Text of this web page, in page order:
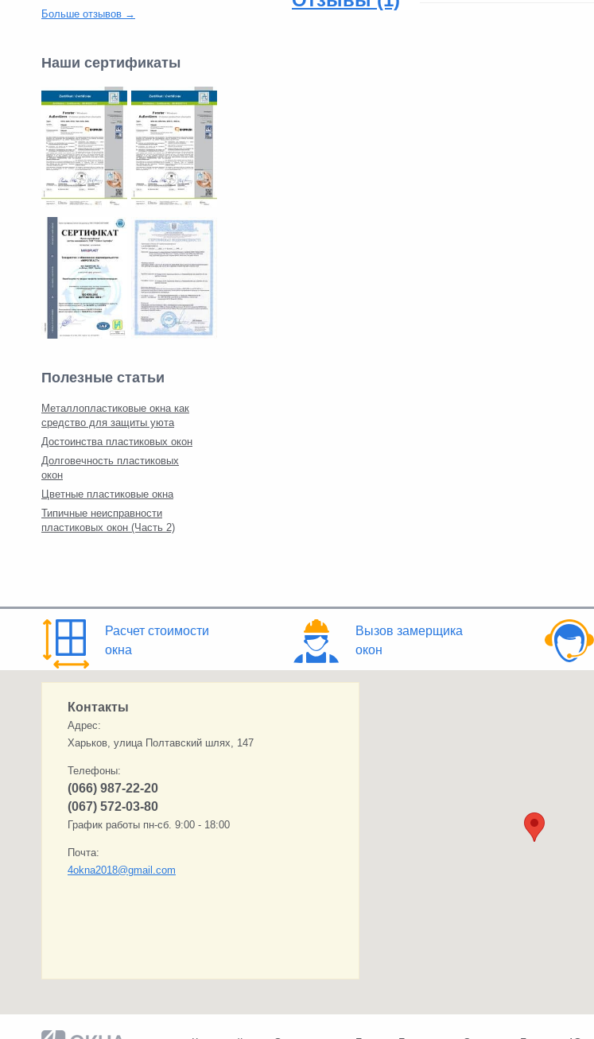
Больше отзывов →
Наши сертификаты
Полезные статьи
Металлопластиковые окна как
средство для защиты уюта
Достоинства пластиковых окон
Долговечность пластиковых
окон
Цветные пластиковые окна
Типичные неисправности
пластиковых окон (Часть 2)
Расчет стоимости
окна
Вызов замерщика
окон
Контакты
Адрес:
Харьков, улица Полтавский шлях, 147
Телефоны:
(066) 987-22-20
(067) 572-03-80
График работы пн-сб. 9:00 - 18:00
Почта:
4okna2018@gmail.com